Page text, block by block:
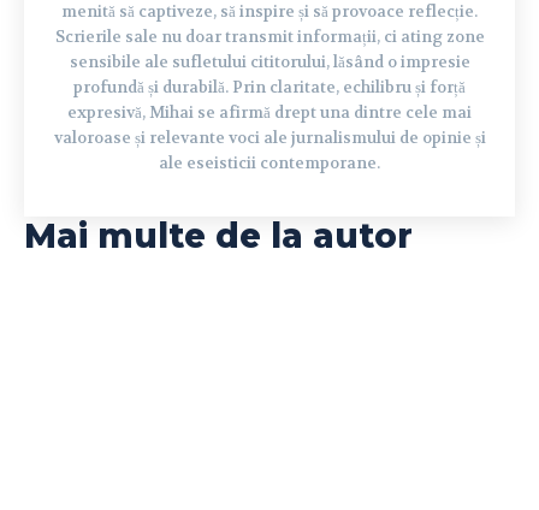
menită să captiveze, să inspire și să provoace reflecție.
Scrierile sale nu doar transmit informații, ci ating zone
sensibile ale sufletului cititorului, lăsând o impresie
profundă și durabilă. Prin claritate, echilibru și forță
expresivă, Mihai se afirmă drept una dintre cele mai
valoroase și relevante voci ale jurnalismului de opinie și
ale eseisticii contemporane.
Mai multe de la autor